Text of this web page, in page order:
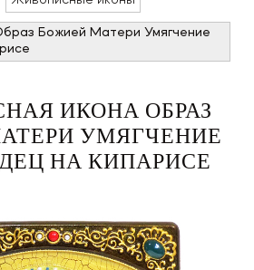
Божией Матери Умягчение
ИКОНА ОБРАЗ
УМЯГЧЕНИЕ
НА КИПАРИСЕ